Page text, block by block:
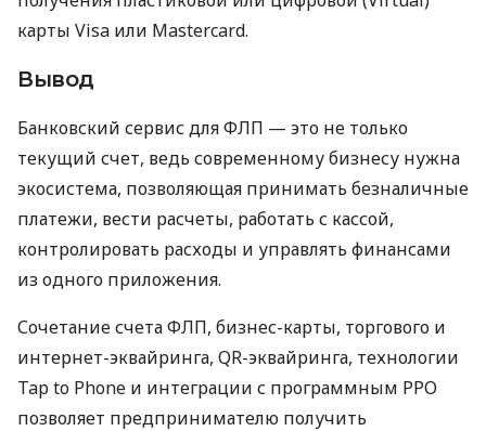
карты Visa или Mastercard.
Вывод
Банковский сервис для ФЛП — это не только
текущий счет, ведь современному бизнесу нужна
экосистема, позволяющая принимать безналичные
платежи, вести расчеты, работать с кассой,
контролировать расходы и управлять финансами
из одного приложения.
Сочетание счета ФЛП, бизнес-карты, торгового и
интернет-эквайринга, QR-эквайринга, технологии
Tap to Phone и интеграции с программным РРО
позволяет предпринимателю получить